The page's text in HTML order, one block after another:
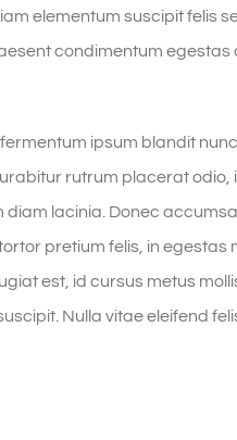
elementum suscipit felis
condimentum egestas
ipsum blandit nunc
rutrum placerat odio,
diam lacinia. Donec
pretium felis, in egestas
est, id cursus metus
Nulla vitae eleifend